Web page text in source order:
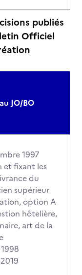
publiés
Officiel
JO/BO
1997
fixant les
du
supérieur
option A
hôtelière,
art de la